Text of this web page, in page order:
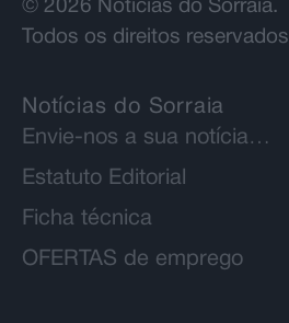
© 2026 Notícias do Sorraia.
Todos os direitos reservados
Notícias do Sorraia
Envie-nos a sua notícia…
Estatuto Editorial
Ficha técnica
OFERTAS de emprego